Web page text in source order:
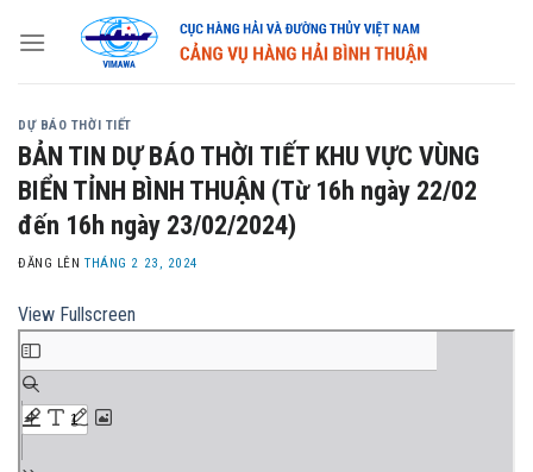
DỰ BÁO THỜI TIẾT
BẢN TIN DỰ BÁO THỜI TIẾT KHU VỰC VÙNG
BIỂN TỈNH BÌNH THUẬN (Từ 16h ngày 22/02
đến 16h ngày 23/02/2024)
ĐĂNG LÊNTHÁNG 2 23, 2024
View Fullscreen